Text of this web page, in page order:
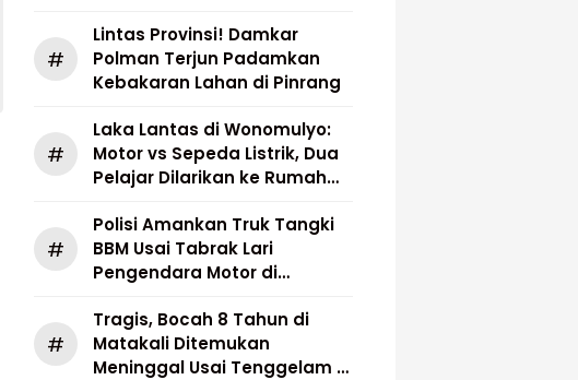
#
Lintas Provinsi! Damkar
Polman Terjun Padamkan
Kebakaran Lahan di Pinrang
#
Laka Lantas di Wonomulyo:
Motor vs Sepeda Listrik, Dua
Pelajar Dilarikan ke Rumah
#
Polisi Amankan Truk Tangki
BBM Usai Tabrak Lari
Pengendara Motor di
#
Tragis, Bocah 8 Tahun di
Matakali Ditemukan
Meninggal Usai Tenggelam di